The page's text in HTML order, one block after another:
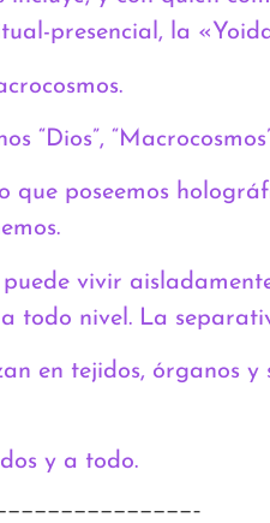
presencial, la
“Dios”,
que poseemos
vivir
todo nivel. La
en tejidos, órganos
y a todo.